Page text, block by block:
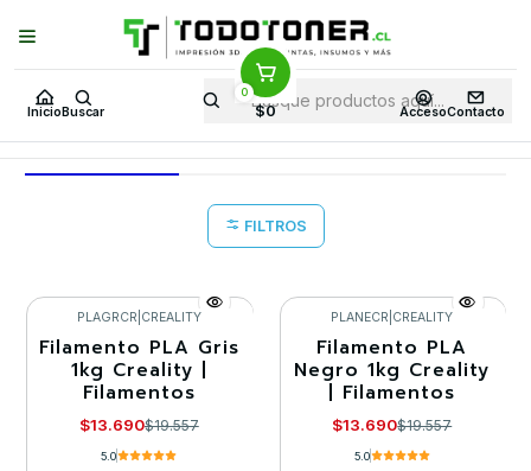
Inicio Buscar
0
$0 AccesoContacto
Puedes Elegir: Comprar enTienda· Despachoa Todo Chile · Retiro en
Tienda en24 Horas
Inicio Ofertas WEBGOLD 33 en TodoToner
Ofertas WEBGOLD 33 en TodoToner
FILTROS
-30%
Agotado
PLAGRCR CREALITY
Filamento PLA Gris
1kg Creality |
Filamentos
$13.690$19.557
5.0
-30%
Llega el 30/08/2026
PLANECR CREALITY
Filamento PLA
Negro 1kg Creality
| Filamentos
$13.690$19.557
5.0